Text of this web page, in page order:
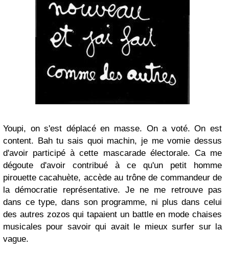
Youpi, on s'est déplacé en masse. On a voté. On est
content. Bah tu sais quoi machin, je me vomie dessus
d'avoir participé à cette mascarade électorale. Ca me
dégoute d'avoir contribué à ce qu'un petit homme
pirouette cacahuète, accède au trône de commandeur de
la démocratie représentative. Je ne me retrouve pas
dans ce type, dans son programme, ni plus dans celui
des autres zozos qui tapaient un battle en mode chaises
musicales pour savoir qui avait le mieux surfer sur la
vague.